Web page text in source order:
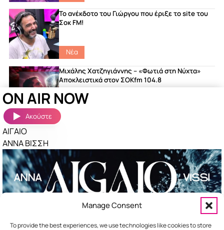
Manage Consent
To provide the best experiences, we use technologies like cookies to store
Το ανέκδοτο του Γιώργου που έριξε το site του
Σοκ FM!
Νέα
Μιχάλης Χατζηγιάννης – «Φωτιά στη Νύχτα»
Αποκλειστικά στον ΣΟΚfm 104.8
Ακούστηκαν πριν λίγο
ΤΕΛΕΙΑ
ΠΕΤΡΟΣ ΙΑΚΩΒΙΔΗΣ
ΣΑΝ ΝΑΥΑΓΟΙ
ΝΙΝΟ
ΣΟΥΣΟΥΡΟ
ON AIR NOW
Ακούστε
ΑΙΓΑΙΟ
ΑΝΝΑ ΒΙΣΣΗ